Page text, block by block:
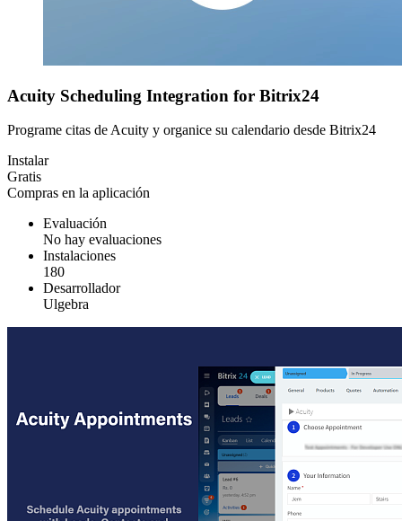
Acuity Scheduling Integration for Bitrix24
Programe citas de Acuity y organice su calendario desde Bitrix24
Instalar
Gratis
Compras en la aplicación
Evaluación
No hay evaluaciones
Instalaciones
180
Desarrollador
Ulgebra